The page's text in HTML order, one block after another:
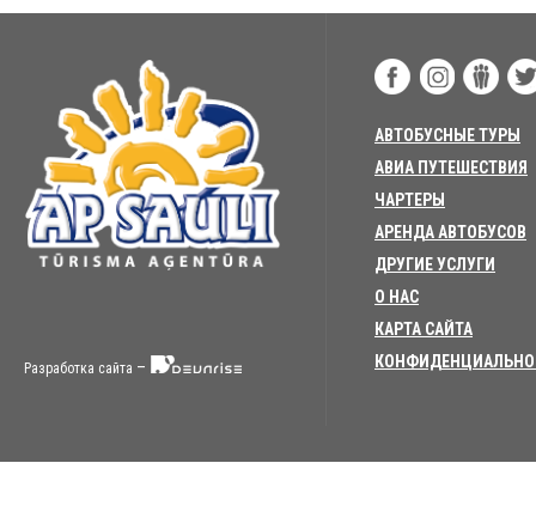
Разработка сайта –
АВТОБУСНЫЕ ТУРЫ
АВИА ПУТЕШЕСТВИЯ
ЧАРТЕРЫ
АРЕНДА АВТОБУСОВ
ДРУГИЕ УСЛУГИ
О НАС
КАРТА САЙТА